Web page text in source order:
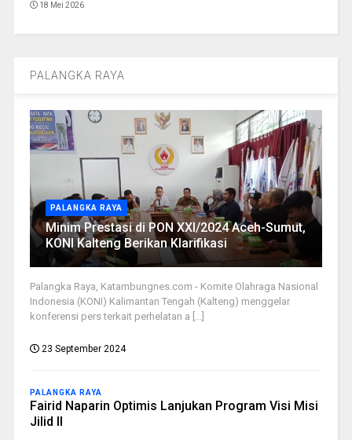
18 Mei 2026
PALANGKA RAYA
PALANGKA RAYA
Minim Prestasi di PON XXI/2024 Aceh-Sumut,
KONI Kalteng Berikan Klarifikasi
Palangka Raya, Katambungnes.com - Komite Olahraga Nasional
Indonesia (KONI) Kalimantan Tengah (Kalteng) menggelar
konferensi pers terkait perhelatan a [...]
23 September 2024
PALANGKA RAYA
Fairid Naparin Optimis Lanjukan Program Visi Misi
Jilid II